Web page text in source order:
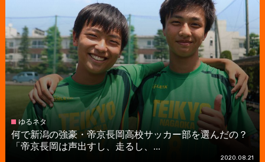
ゆるネタ
何で新潟の強豪・帝京長岡高校サッカー部を選んだの？
「帝京長岡は声出すし、走るし、...
2020.08.21